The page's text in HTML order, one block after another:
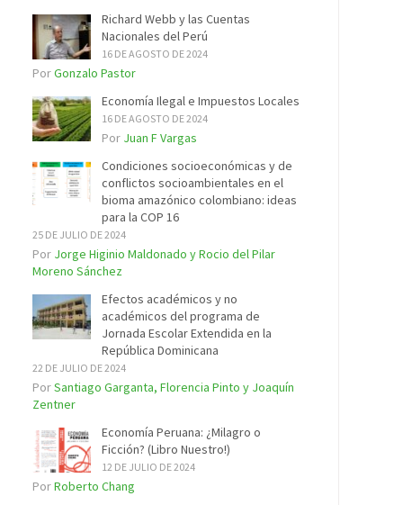
Richard Webb y las Cuentas
Nacionales del Perú
16 DE AGOSTO DE 2024
PorGonzalo Pastor
Economía Ilegal e Impuestos Locales
16 DE AGOSTO DE 2024
Por Juan F Vargas
Condiciones socioeconómicas y de
conflictos socioambientales en el
bioma amazónico colombiano: ideas
para la COP 16
25 DE JULIO DE 2024
Por Jorge Higinio Maldonado y Rocio del Pilar
Moreno Sánchez
Efectos académicos y no
académicos del programa de
Jornada Escolar Extendida en la
República Dominicana
22 DE JULIO DE 2024
PorSantiago Garganta, Florencia Pinto y Joaquín
Zentner
Economía Peruana: ¿Milagro o
Ficción? (Libro Nuestro!)
12 DE JULIO DE 2024
PorRoberto Chang